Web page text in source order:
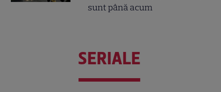
sunt până acum
SERIALE